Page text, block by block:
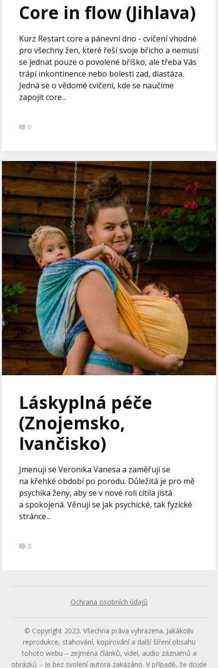
Core in flow (Jihlava)
Kurz Restart core a pánevní dno - cvičení vhodné
pro všechny žen, které řeší svoje břicho a nemusí
se jednat pouze o povolené bříško, ale třeba Vás
trápí inkontinence nebo bolesti zad, diastáza.
Jedná se o vědomé cvičení, kde se naučíme
zapojit core...
0
Láskyplná péče
(Znojemsko,
Ivančisko)
Jmenuji se Veronika Vanesa a zaměřuji se
na křehké období po porodu. Důležitá je pro mě
psychika ženy, aby se v nové roli cítila jistá
a spokojená. Věnuji se jak psychické, tak fyzické
stránce...
0
Ochrana osobních údajů
© Copyright 2023. Všechna práva vyhrazena. Jakákoliv
reprodukce, stahování, kopírování a další šíření obsahu
tohoto webu – zejména článků, videí, audio záznamů a
obrázků – je bez svolení autora zakázáno. V případě, že dojde